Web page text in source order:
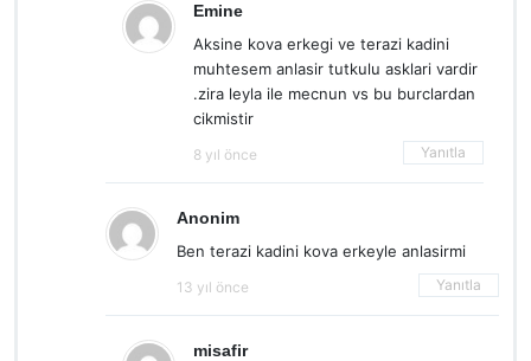
Emine
Aksine kova erkegi ve terazi kadini
muhtesem anlasir tutkulu asklari vardir
.zira leyla ile mecnun vs bu burclardan
cikmistir
8 yıl önce Yanıtla
Anonim
Ben terazi kadini kova erkeyle anlasirmi
13 yıl önce Yanıtla
misafir